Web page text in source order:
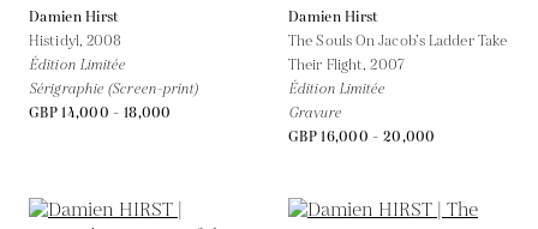
Damien Hirst
Histidyl, 2008
Édition Limitée
Sérigraphie (Screen-print)
GBP 14,000 - 18,000
Damien Hirst
The Souls On Jacob’s Ladder Take
Their Flight,2007
Édition Limitée
Gravure
GBP 16,000 - 20,000